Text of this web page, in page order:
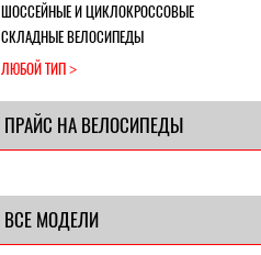
ШОССЕЙНЫЕ И ЦИКЛОКРОССОВЫЕ
СКЛАДНЫЕ ВЕЛОСИПЕДЫ
ЛЮБОЙ ТИП
ПРАЙС НА ВЕЛОСИПЕДЫ
ВСЕ МОДЕЛИ